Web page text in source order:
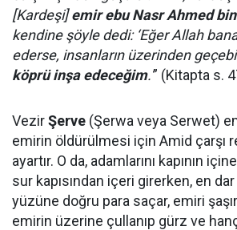
[Kardeşi]emir ebu Nasr Ahmed
kendine şöyle dedi: ‘Eğer Allah
ederse, insanların üzerinden
köprü inşa edeceğim.'” (Kitapta s.
VezirŞerve (Şerwa veya Serwet)
emirin öldürülmesi için Amid çarşı
ayartır. O da, adamlarını kapının
sur kapısından içeri girerken, en
yüzüne doğru para saçar, emiri
emirin üzerine çullanıp gürz ve